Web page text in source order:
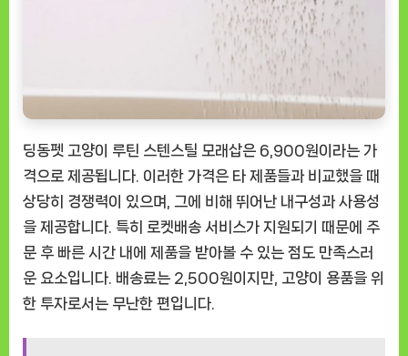
딩동펫 고양이 루틴 스텐스틸 모래삽은 6,900원이라는 가
격으로 제공됩니다. 이러한 가격은 타 제품들과 비교했을 때
상당히 경쟁력이 있으며, 그에 비해 뛰어난 내구성과 사용성
을 제공합니다. 특히 로켓배송 서비스가 지원되기 때문에 주
문 후 빠른 시간 내에 제품을 받아볼 수 있는 점도 만족스러
운 요소입니다. 배송료는 2,500원이지만, 고양이 용품을 위
한 투자로서는 무난한 편입니다.